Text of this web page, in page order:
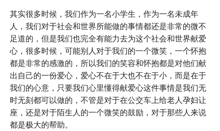
其实很多时候，我们作为一名小学生，作为一名未成年
人，我们对于社会和世界所能做的事情都还是非常的微不
足道的，但是我们也完全有能力去为这个社会和世界献爱
心，很多时候，可能别人对于我们的一个微笑，一个怀抱
都是非常的感激的，所以我们的笑容和怀抱都是对他们献
出自己的一份爱心，爱心不在于大也不在于小，而是在于
我们的心意，只要我们心里懂得献爱心这件事情是我们无
时无刻都可以做的，不管是对于在公交车上给老人孕妇让
座，还是对于陌生人的一个微笑的鼓励，对于那些人来说
都是极大的帮助。